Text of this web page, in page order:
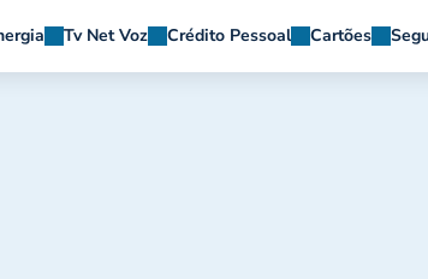
Tv Net Voz Crédito Pessoal Cartões